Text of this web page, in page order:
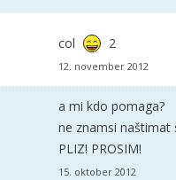
col 2
12. november 2012
a mi kdo pomaga?
ne znamsi naštimat
PLIZ! PROSIM!
15. oktober 2012